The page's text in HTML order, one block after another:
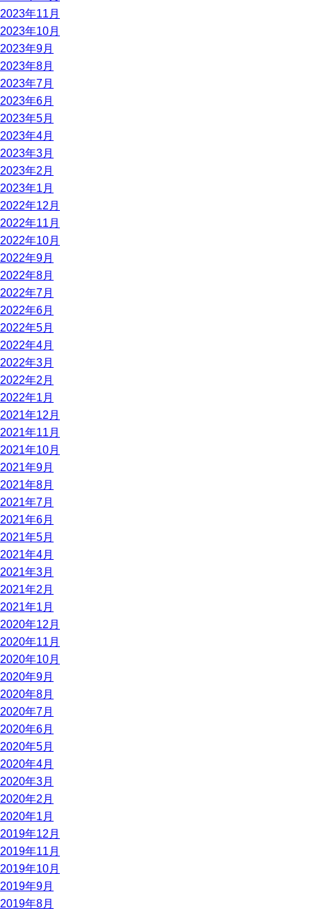
2023年11月
2023年10月
2023年9月
2023年8月
2023年7月
2023年6月
2023年5月
2023年4月
2023年3月
2023年2月
2023年1月
2022年12月
2022年11月
2022年10月
2022年9月
2022年8月
2022年7月
2022年6月
2022年5月
2022年4月
2022年3月
2022年2月
2022年1月
2021年12月
2021年11月
2021年10月
2021年9月
2021年8月
2021年7月
2021年6月
2021年5月
2021年4月
2021年3月
2021年2月
2021年1月
2020年12月
2020年11月
2020年10月
2020年9月
2020年8月
2020年7月
2020年6月
2020年5月
2020年4月
2020年3月
2020年2月
2020年1月
2019年12月
2019年11月
2019年10月
2019年9月
2019年8月